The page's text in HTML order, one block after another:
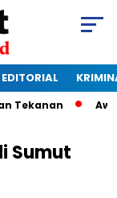
EDITORIAL
Awas
Sumut